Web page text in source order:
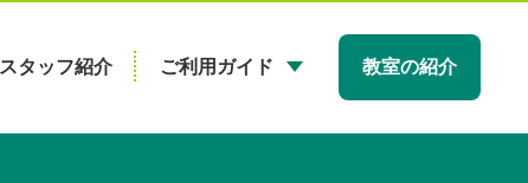
スタッフ紹介 ご利用ガイド 教室の紹介